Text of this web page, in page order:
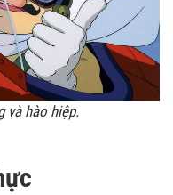
và hào hiệp.